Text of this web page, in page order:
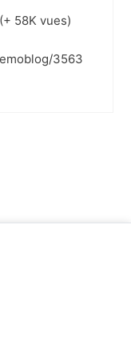
58K vues)
3563